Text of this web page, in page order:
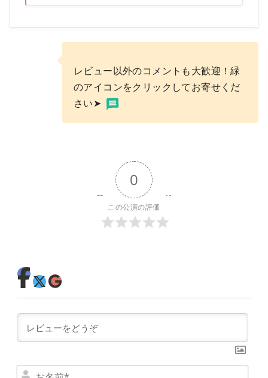
レビュー以外のコメントも大歓迎！緑
のアイコンをクリックしてお寄せくだ
さい➤
0
この公演の評価